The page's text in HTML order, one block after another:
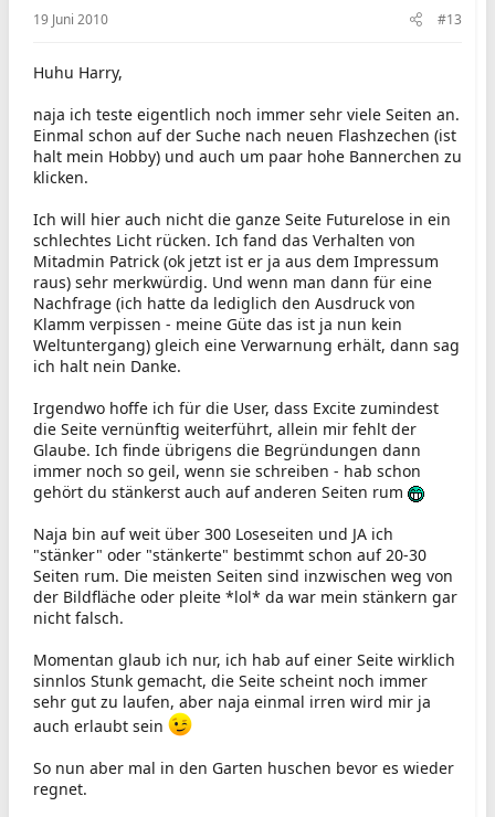
19 Juni 2010 #13
Huhu Harry,
naja ich teste eigentlich noch immer sehr viele Seiten an.
Einmal schon auf der Suche nach neuen Flashzechen (ist
halt mein Hobby) und auch um paar hohe Bannerchen zu
klicken.
Ich will hier auch nicht die ganze Seite Futurelose in ein
schlechtes Licht rücken. Ich fand das Verhalten von
Mitadmin Patrick (ok jetzt ist er ja aus dem Impressum
raus) sehr merkwürdig. Und wenn man dann für eine
Nachfrage (ich hatte da lediglich den Ausdruck von
Klamm verpissen - meine Güte das ist ja nun kein
Weltuntergang) gleich eine Verwarnung erhält, dann sag
ich halt nein Danke.
Irgendwo hoffe ich für die User, dass Excite zumindest
die Seite vernünftig weiterführt, allein mir fehlt der
Glaube. Ich finde übrigens die Begründungen dann
immer noch so geil, wenn sie schreiben - hab schon
gehört du stänkerst auch auf anderen Seiten rum
Naja bin auf weit über 300 Loseseiten und JA ich
"stänker" oder "stänkerte" bestimmt schon auf 20-30
Seiten rum. Die meisten Seiten sind inzwischen weg von
der Bildfläche oder pleite *lol* da war mein stänkern gar
nicht falsch.
Momentan glaub ich nur, ich hab auf einer Seite wirklich
sinnlos Stunk gemacht, die Seite scheint noch immer
sehr gut zu laufen, aber naja einmal irren wird mir ja
auch erlaubt sein
So nun aber mal in den Garten huschen bevor es wieder
regnet.